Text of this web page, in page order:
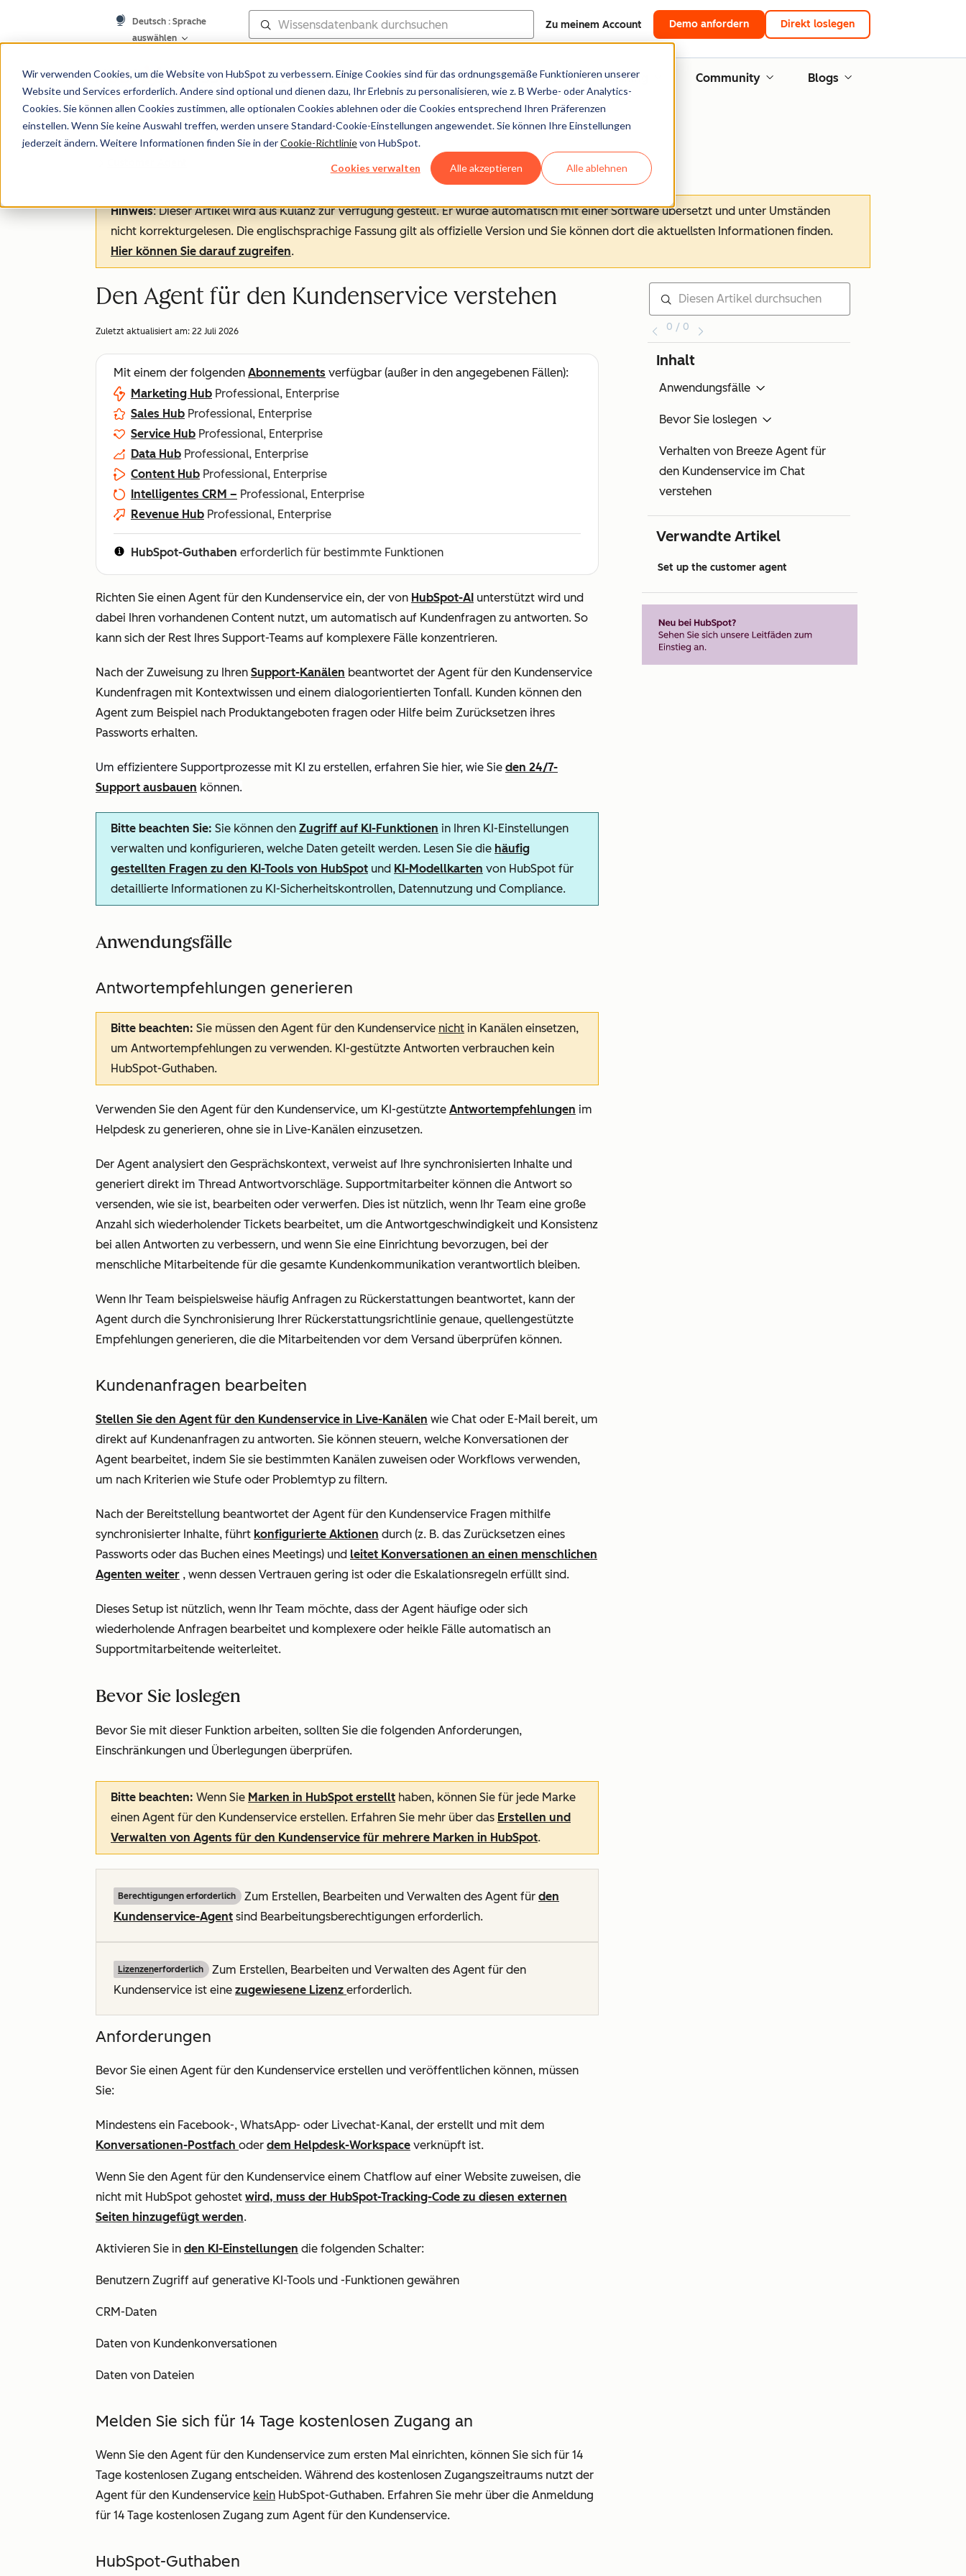
Wir verwenden Cookies, um die Website von HubSpot zu verbessern. Einige Cookies sind für das ordnungsgemäße Funktionieren unserer
Website und Services erforderlich. Andere sind optional und dienen dazu, Ihr Erlebnis zu personalisieren, wie z. B Werbe- oder Analytics-
Cookies. Sie können allen Cookies zustimmen, alle optionalen Cookies ablehnen oder die Cookies entsprechend Ihren Präferenzen
einstellen. Wenn Sie keine Auswahl treffen, werden unsere Standard-Cookie-Einstellungen angewendet. Sie können Ihre Einstellungen
jederzeit ändern. Weitere Informationen finden Sie in derCookie-Richtlinievon HubSpot.
Cookies verwalten Alle akzeptieren Alle ablehnen
Deutsch : Sprache
auswählen
Zu meinem Account Demo anfordern Direkt loslegen
Wissensdatenbank Hilfe-Center Dokumentation Training Community Blogs
Hinweis: Dieser Artikel wird aus Kulanz zur Verfügung gestellt.Er wurde automatisch mit einer Software übersetzt und unter Umständen
nicht korrekturgelesen. Die englischsprachige Fassung gilt als offizielle Version und Sie können dort die aktuellsten Informationen finden.
Hier können Sie darauf zugreifen.
Den Agent für den Kundenservice verstehen
Zuletzt aktualisiert am: 22 Juli 2026
Mit einem der folgenden Abonnements verfügbar (außer in den angegebenen Fällen):
Marketing Hub Professional, Enterprise
Sales Hub Professional, Enterprise
Service Hub Professional, Enterprise
Data Hub Professional, Enterprise
Content Hub Professional, Enterprise
Intelligentes CRM – Professional, Enterprise
Revenue Hub Professional, Enterprise
HubSpot-Guthaben erforderlich für bestimmte Funktionen
Richten Sie einen Agent für den Kundenservice ein, der von HubSpot-AI unterstützt wird und
dabei Ihren vorhandenen Content nutzt, um automatisch auf Kundenfragen zu antworten. So
kann sich der Rest Ihres Support-Teams auf komplexere Fälle konzentrieren.
Nach der Zuweisung zu Ihren Support-Kanälen beantwortet der Agent für den Kundenservice
Kundenfragen mit Kontextwissen und einem dialogorientierten Tonfall. Kunden können den
Agent zum Beispiel nach Produktangeboten fragen oder Hilfe beim Zurücksetzen ihres
Passworts erhalten.
Um effizientere Supportprozesse mit KI zu erstellen, erfahren Sie hier, wie Sie den 24/7-
Support ausbauen können.
Bitte beachten Sie: Sie können den Zugriff auf KI-Funktionen in Ihren KI-Einstellungen
verwalten und konfigurieren, welche Daten geteilt werden. Lesen Sie die häufig
gestellten Fragen zu den KI-Tools von HubSpot und KI-Modellkarten von HubSpot für
detaillierte Informationen zu KI-Sicherheitskontrollen, Datennutzung und Compliance.
Anwendungsfälle
Antwortempfehlungen generieren
Bitte beachten: Sie müssen den Agent für den Kundenservice nicht in Kanälen einsetzen,
um Antwortempfehlungen zu verwenden. KI-gestützte Antworten verbrauchen kein
HubSpot-Guthaben.
Verwenden Sie den Agent für den Kundenservice, um KI-gestützte Antwortempfehlungen im
Helpdesk zu generieren, ohne sie in Live-Kanälen einzusetzen.
Der Agent analysiert den Gesprächskontext, verweist auf Ihre synchronisierten Inhalte und
generiert direkt im Thread Antwortvorschläge. Supportmitarbeiter können die Antwort so
versenden, wie sie ist, bearbeiten oder verwerfen. Dies ist nützlich, wenn Ihr Team eine große
Anzahl sich wiederholender Tickets bearbeitet, um die Antwortgeschwindigkeit und Konsistenz
bei allen Antworten zu verbessern, und wenn Sie eine Einrichtung bevorzugen, bei der
menschliche Mitarbeitende für die gesamte Kundenkommunikation verantwortlich bleiben.
Wenn Ihr Team beispielsweise häufig Anfragen zu Rückerstattungen beantwortet, kann der
Agent durch die Synchronisierung Ihrer Rückerstattungsrichtlinie genaue, quellengestützte
Empfehlungen generieren, die die Mitarbeitenden vor dem Versand überprüfen können.
Kundenanfragen bearbeiten
Stellen Sie den Agent für den Kundenservice in Live-Kanälen wie Chat oder E-Mail bereit, um
direkt auf Kundenanfragen zu antworten. Sie können steuern, welche Konversationen der
Agent bearbeitet, indem Sie sie bestimmten Kanälen zuweisen oder Workflows verwenden,
um nach Kriterien wie Stufe oder Problemtyp zu filtern.
Nach der Bereitstellung beantwortet der Agent für den Kundenservice Fragen mithilfe
synchronisierter Inhalte, führt konfigurierte Aktionen durch (z. B. das Zurücksetzen eines
Passworts oder das Buchen eines Meetings) und leitet Konversationen an einen menschlichen
Agenten weiter , wenn dessen Vertrauen gering ist oder die Eskalationsregeln erfüllt sind.
Dieses Setup ist nützlich, wenn Ihr Team möchte, dass der Agent häufige oder sich
wiederholende Anfragen bearbeitet und komplexere oder heikle Fälle automatisch an
Supportmitarbeitende weiterleitet.
Bevor Sie loslegen
Bevor Sie mit dieser Funktion arbeiten, sollten Sie die folgenden Anforderungen,
Einschränkungen und Überlegungen überprüfen.
Bitte beachten: Wenn Sie Marken in HubSpot erstellt haben, können Sie für jede Marke
einen Agent für den Kundenservice erstellen. Erfahren Sie mehr über das Erstellen und
Verwalten von Agents für den Kundenservice für mehrere Marken in HubSpot.
Berechtigungen erforderlich Zum Erstellen, Bearbeiten und Verwalten des Agent für den
Kundenservice-Agent sind Bearbeitungsberechtigungen erforderlich.
Lizenzenerforderlich
Zum Erstellen, Bearbeiten und Verwalten des Agent für den
Kundenservice ist eine zugewiesene Lizenz erforderlich.
Anforderungen
Bevor Sie einen Agent für den Kundenservice erstellen und veröffentlichen können, müssen
Sie:
Mindestens ein Facebook-, WhatsApp- oder Livechat-Kanal, der erstellt und mit dem
Konversationen-Postfach oder dem Helpdesk-Workspace verknüpft ist.
Wenn Sie den Agent für den Kundenservice einem Chatflow auf einer Website zuweisen, die
nicht mit HubSpot gehostet wird, muss der HubSpot-Tracking-Code zu diesen externen
Seiten hinzugefügt werden.
Aktivieren Sie in den KI-Einstellungen die folgenden Schalter:
Benutzern Zugriff auf generative KI-Tools und -Funktionen gewähren
CRM-Daten
Daten von Kundenkonversationen
Daten von Dateien
Melden Sie sich für 14 Tage kostenlosen Zugang an
Wenn Sie den Agent für den Kundenservice zum ersten Mal einrichten, können Sie sich für 14
Tage kostenlosen Zugang entscheiden. Während des kostenlosen Zugangszeitraums nutzt der
Agent für den Kundenservice kein HubSpot-Guthaben. Erfahren Sie mehr über die Anmeldung
für 14 Tage kostenlosen Zugang zum Agent für den Kundenservice.
HubSpot-Guthaben
0 / 0
Inhalt
Anwendungsfälle
Bevor Sie loslegen
Verhalten von Breeze Agent für
den Kundenservice im Chat
verstehen
Verwandte Artikel
Set up the customer agent